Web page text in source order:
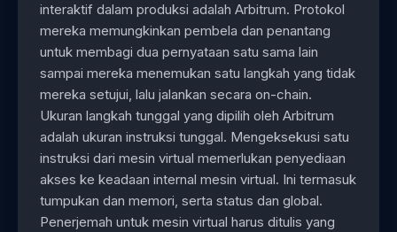
interaktif dalam produksi adalah Arbitrum. Protokol
mereka memungkinkan pembela dan penantang
untuk membagi dua pernyataan satu sama lain
sampai mereka menemukan satu langkah yang tidak
mereka setujui, lalu jalankan secara on-chain.
Ukuran langkah tunggal yang dipilih oleh Arbitrum
adalah ukuran instruksi tunggal. Mengeksekusi satu
instruksi dari mesin virtual memerlukan penyediaan
akses ke keadaan internal mesin virtual. Ini termasuk
tumpukan dan memori, serta status dan global.
Penerjemah untuk mesin virtual harus ditulis yang